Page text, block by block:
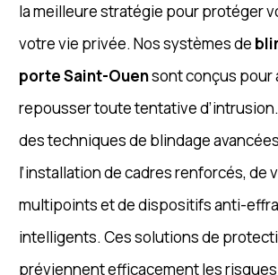
la meilleure stratégie pour protéger
votre vie privée. Nos systèmes de
porte Saint-Ouensont conçus pour
repousser toute tentative
des techniques de blindage
l’installation de cadres renforcés, de
multipoints et de dispositifs anti-
intelligents. Ces solutions de
préviennent efficacement les